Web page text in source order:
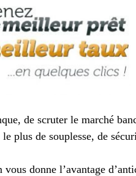
de scruter le marché
plus de souplesse, de
donne l’avantage